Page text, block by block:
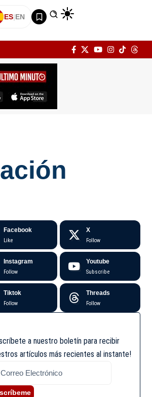
ES|EN
Facebook
Like
X
Follow
Instagram
Follow
Youtube
Subscribe
Tiktok
Follow
Threads
Follow
a nuestro boletín para recibir
artículos más recientes al instante!